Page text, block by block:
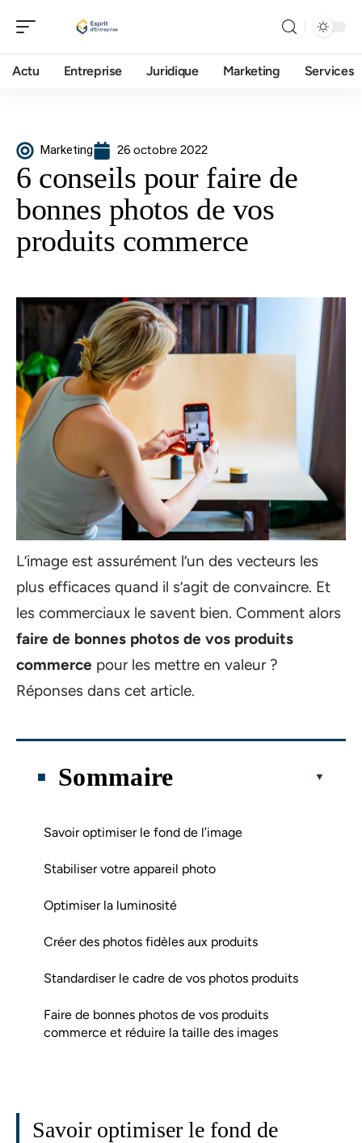
Actu Entreprise Juridique Marketing Services
Marketing 26 octobre 2022
6 conseils pour faire de
bonnes photos de vos
produits commerce
L’image est assurément l’un des vecteurs les
plus efficaces quand il s’agit de convaincre. Et
les commerciaux le savent bien. Comment alors
faire de bonnes photos de vos produits
commerce pour les mettre en valeur ?
Réponses dans cet article.
Sommaire
Savoir optimiser le fond de l’image
Stabiliser votre appareil photo
Optimiser la luminosité
Créer des photos fidèles aux produits
Standardiser le cadre de vos photos produits
Faire de bonnes photos de vos produits
commerce et réduire la taille des images
Savoir optimiser le fond de